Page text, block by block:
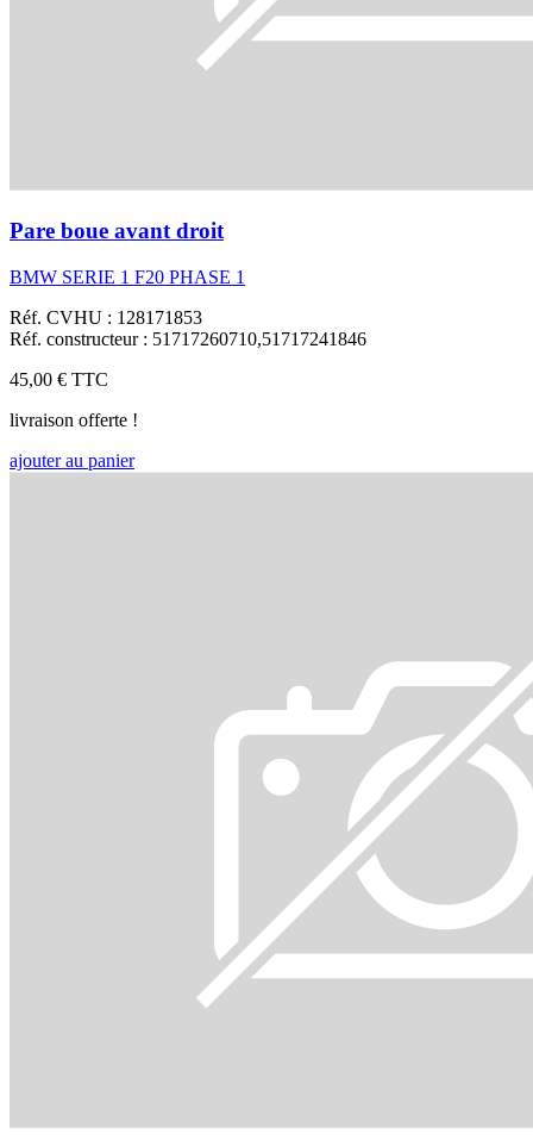
Pare boue avant droit
BMW SERIE 1 F20 PHASE 1
Réf. CVHU : 128171853
Réf. constructeur : 51717260710,51717241846
45,00 € TTC
livraison offerte !
ajouter au panier